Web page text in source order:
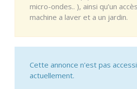
micro-ondes.. ), ainsi qu’un
machine a laver et a un jardin.
Cette annonce n'est pas
actuellement.